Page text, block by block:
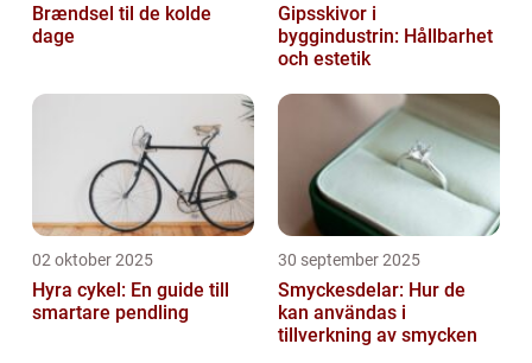
Brændsel til de kolde
dage
Gipsskivor i
byggindustrin: Hållbarhet
och estetik
02 oktober 2025
Hyra cykel: En guide till
smartare pendling
30 september 2025
Smyckesdelar: Hur de
kan användas i
tillverkning av smycken